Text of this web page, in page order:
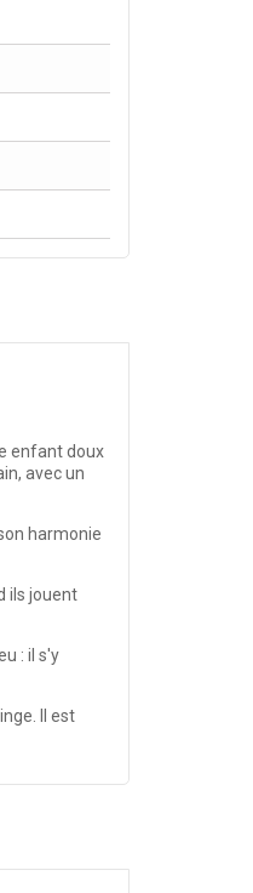
enfant doux
avec un
harmonie
ils jouent
: il s'y
Il est